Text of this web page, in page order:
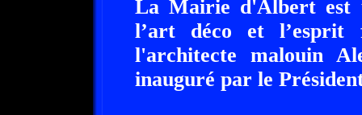
La Mairie d'Albert est
l’art déco et l’esprit
l'architecte malouin
inauguré par le